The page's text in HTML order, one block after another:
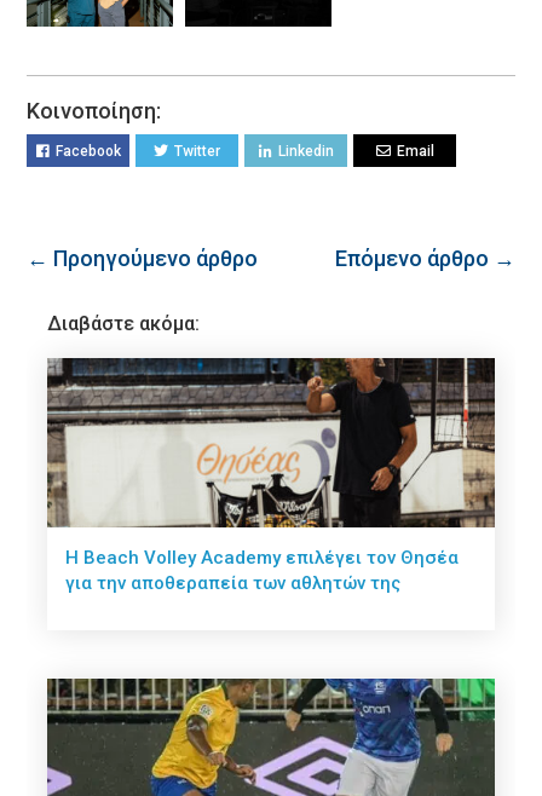
Κοινοποίηση:
Facebook Twitter Linkedin Email
← Προηγούμενο άρθρο Επόμενο άρθρο →
Διαβάστε ακόμα:
Η Beach Volley Academy επιλέγει τον Θησέα
για την αποθεραπεία των αθλητών της